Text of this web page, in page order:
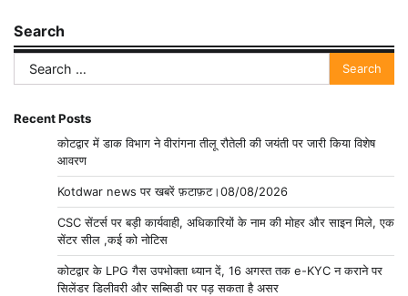
Search
Search
for:
Recent Posts
कोटद्वार में डाक विभाग ने वीरांगना तीलू रौतेली की जयंती पर जारी किया विशेष
आवरण
Kotdwar news पर खबरें फ़टाफ़ट।08/08/2026
CSC सेंटर्स पर बड़ी कार्यवाही, अधिकारियों के नाम की मोहर और साइन मिले, एक
सेंटर सील ,कई को नोटिस
कोटद्वार के LPG गैस उपभोक्ता ध्यान दें, 16 अगस्त तक e-KYC न कराने पर
सिलेंडर डिलीवरी और सब्सिडी पर पड़ सकता है असर